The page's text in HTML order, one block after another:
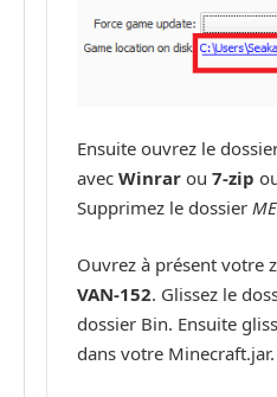
Ensuite ouvrez le
avec Winrar ou 7-zip
Supprimez le dossier
Ouvrez à présent votre
VAN-152. Glissez le
dossier Bin. Ensuite
dans votre Minecraft.jar.